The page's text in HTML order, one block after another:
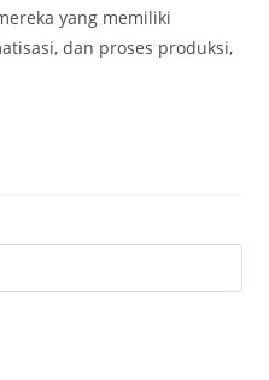
yang memiliki
dan proses produksi,